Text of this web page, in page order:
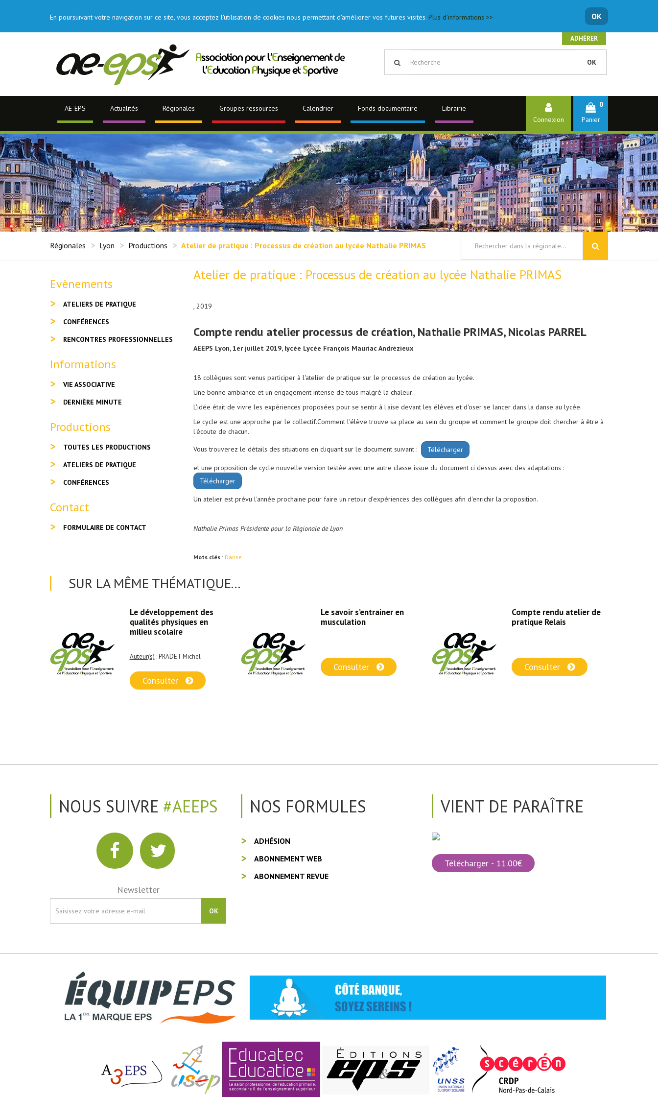
En poursuivant votre navigation sur ce site, vous acceptez l'utilisation de cookies nous permettant d'améliorer vos futures visites. Plus d'informations >> OK
ADHÉRER
OK
AE-EPS Actualités Régionales Groupes ressources Calendrier Fonds documentaire
Librairie
Connexion
0
Panier
Régionales Lyon Productions Atelier de pratique : Processus de création au lycée Nathalie PRIMAS
Atelier de pratique : Processus de création au lycée Nathalie PRIMAS
, 2019
Compte rendu atelier processus de création, Nathalie PRIMAS, Nicolas PARREL
AEEPS Lyon, 1er juillet 2019, lycée Lycée François Mauriac Andrézieux
18 collègues sont venus participer à l'atelier de pratique sur le processus de création au lycée.
Une bonne ambiance et un engagement intense de tous malgré la chaleur .
L'idée était de vivre les expériences proposées pour se sentir à l'aise devant les élèves et d'oser se lancer dans la danse au lycée.
Le cycle est une approche par le collectif.Comment l'élève trouve sa place au sein du groupe et comment le groupe doit chercher à être à
l'écoute de chacun.
Vous trouverez le détails des situations en cliquant sur le document suivant :
Télécharger
et une proposition de cycle nouvelle version testée avec une autre classe issue du document ci dessus avec des adaptations :
Télécharger
Un atelier est prévu l'année prochaine pour faire un retour d'expériences des collègues afin d'enrichir la proposition.
Nathalie Primas Présidente pour la Régionale de Lyon
Mots clés: Danse
Evènements
ATELIERS DE PRATIQUE
CONFÉRENCES
RENCONTRES PROFESSIONNELLES
Informations
VIE ASSOCIATIVE
DERNIÈRE MINUTE
Productions
TOUTES LES PRODUCTIONS
ATELIERS DE PRATIQUE
CONFÉRENCES
Contact
FORMULAIRE DE CONTACT
SUR LA MÊME THÉMATIQUE...
Le développement des
qualités physiques en
milieu scolaire
Auteur(s) : PRADET Michel
Consulter
Le savoir s’entrainer en
musculation
Consulter
Compte rendu atelier de
pratique Relais
Consulter
NOUS SUIVRE #AEEPS
Newsletter
OK
NOS FORMULES
ADHÉSION
ABONNEMENT WEB
ABONNEMENT REVUE
VIENT DE PARAÎTRE
Télécharger - 11.00€